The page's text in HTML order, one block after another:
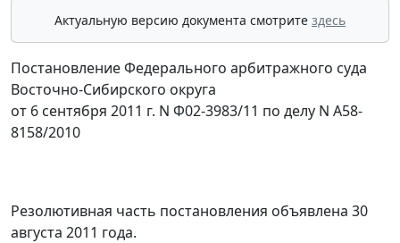
Актуальную версию документа смотрите здесь
Постановление Федерального арбитражного суда
Восточно-Сибирского округа
от 6 сентября 2011 г. N Ф02-3983/11 по делу N А58-
8158/2010
Резолютивная часть постановления объявлена 30
августа 2011 года.